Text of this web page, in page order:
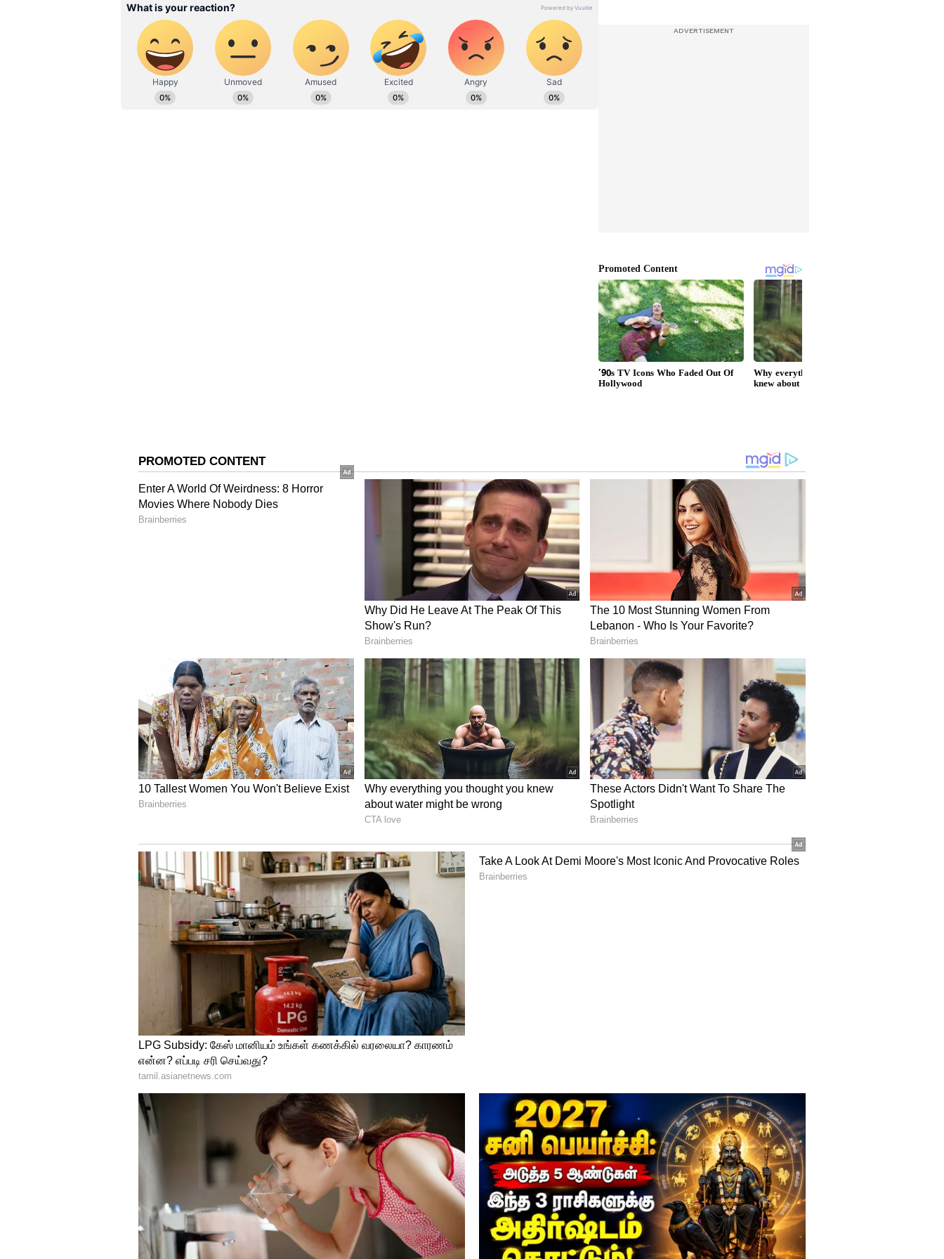
இந்தநிலையில் தமிழக முதலமைச்சர் அடுத்த கட்டமாக எந்த நாட்டிற்கு செல்வார்
என்று தொழிலதிபர்கள் மட்டுமில்லாமல் அரசியல் மட்டத்திலும் பேச்சு எழுந்தது.
இந்த நிலையில் தொழில் துறை அமைச்சர் தங்கம் தென்னரசு தகவல் ஒன்றை
வெளியிட்டுள்ளார். அதில் முதலமைச்சரின் துபாய் பயணம் வெற்றிகரமாக
அமைந்திருப்பதாகவும் முதலமைச்சர் வெளிநாட்டு பயணத்தின் காரணமாக பல
கோடி ரூபாய் அளவிற்கு முதலீடுகள் தமிழகத்திற்கு வந்துள்ளதாகவும்
தெரிவித்தார். அடுத்த கட்டமாக முதலமைச்சர் மு க ஸ்டாலின் தங்கள் நாட்டிற்கு
வரும்படி அமெரிக்கா, தென்கொரியா ஆகிய நாடுகளைத் அழைப்பு
விடுத்துள்ளதாகவும் தெரிவித்தார். எனவே முதலமைச்சரின் அடுத்தக்கட்ட
பயணம் விரைவில் முடிவெடுக்கப்படும் என்றும் அமைச்சர் தங்கம் தென்னரசு
தெரிவித்துள்ளார்.